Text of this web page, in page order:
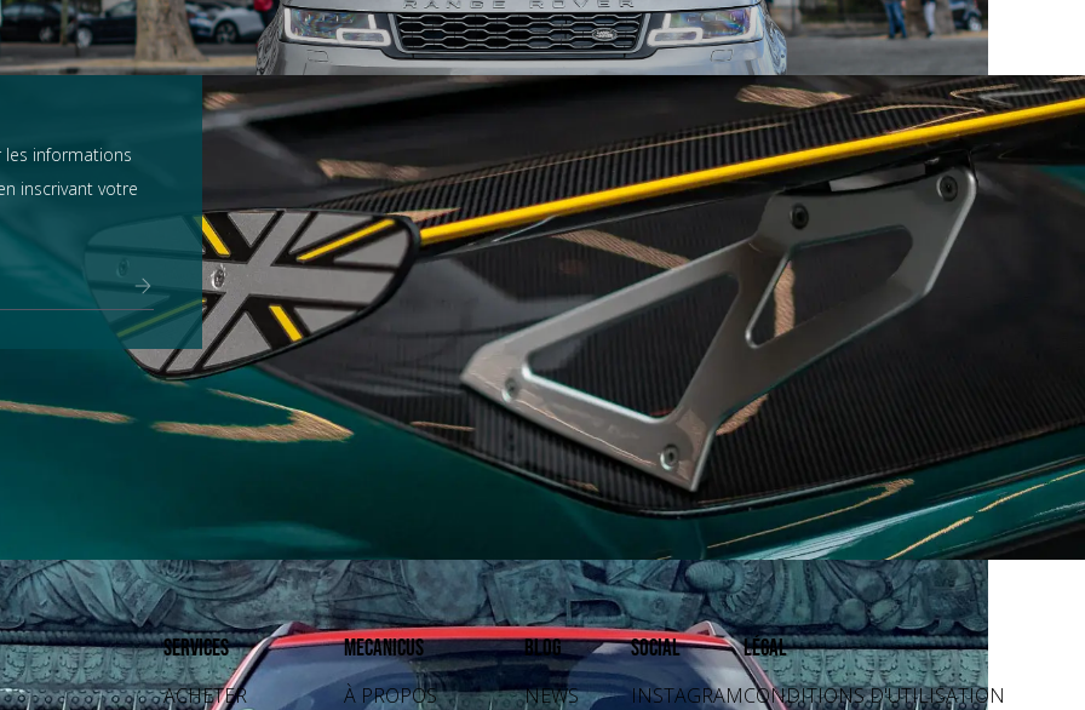
Range Rover
tout voir
informations
inscrivant votre
Services
ACHETER
Mecanicus
À PROPOS
Blog
NEWS
Social
INSTAGRAM
Légal
CONDITIONS D'UTILISATION